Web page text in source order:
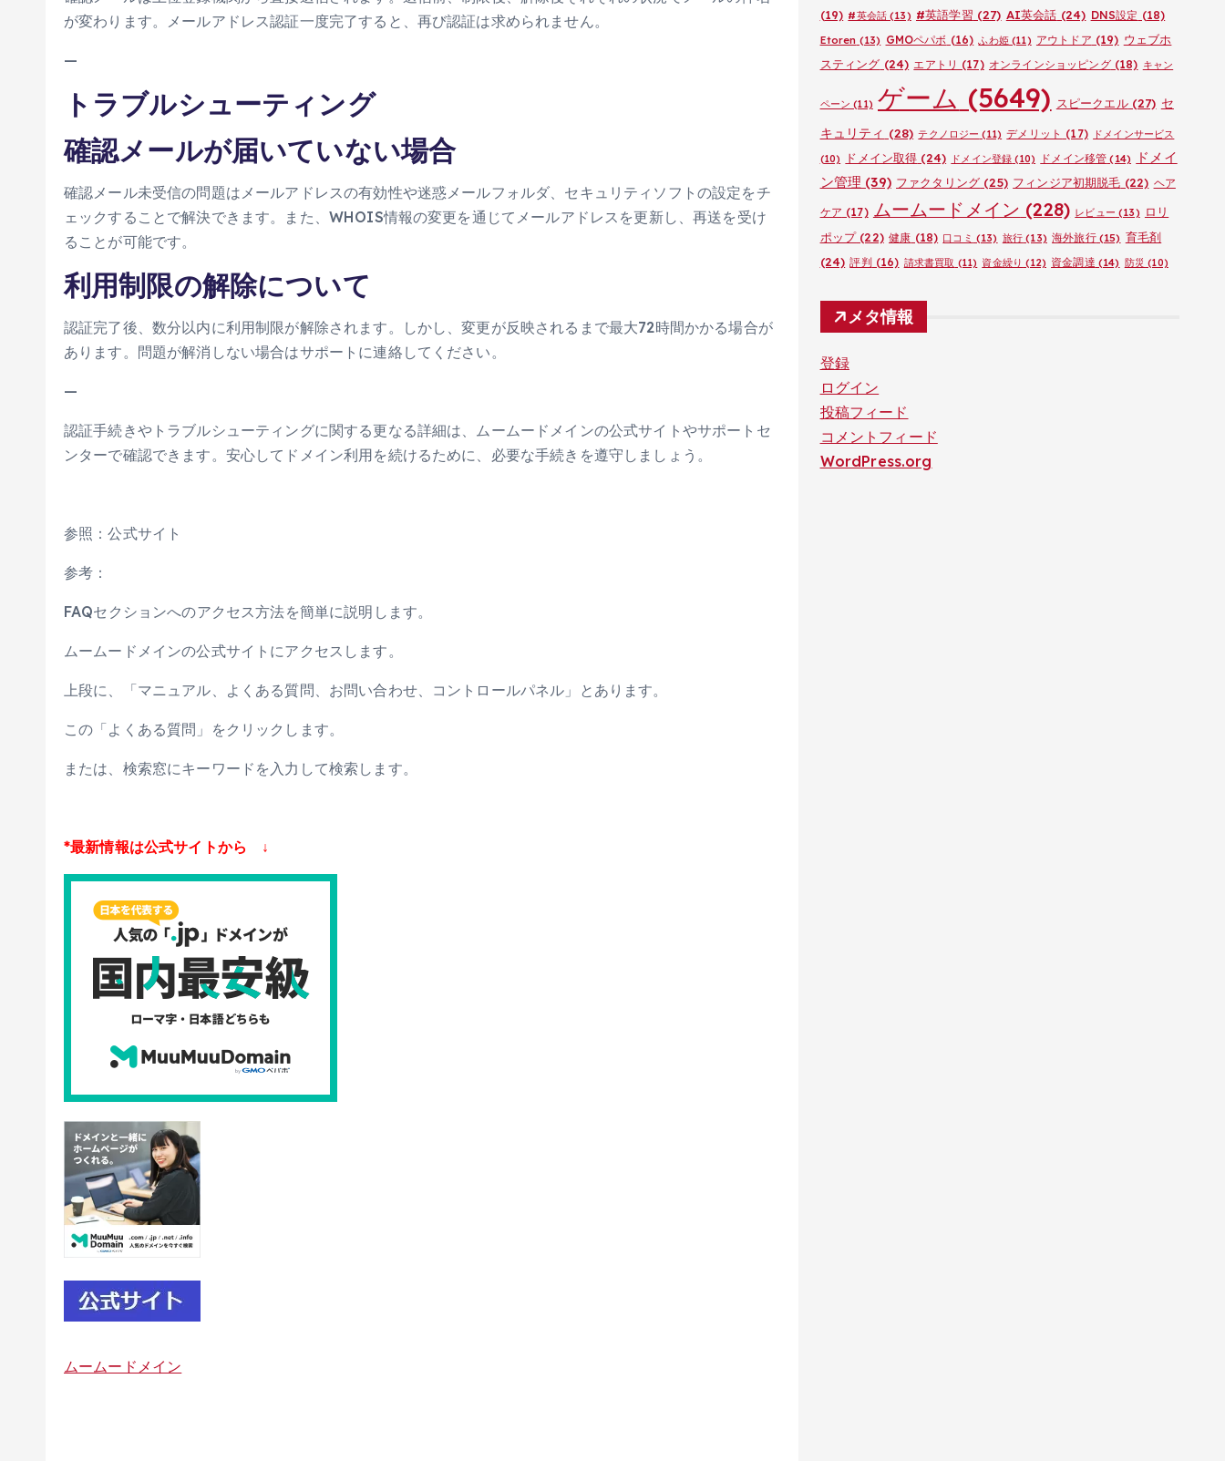
が変わります。メールアドレス認証一度完了すると、再び認証は求められません。
—
トラブルシューティング
確認メールが届いていない場合
確認メール未受信の問題はメールアドレスの有効性や迷惑メールフォルダ、セキュリティソフトの設定をチ
ェックすることで解決できます。また、WHOIS情報の変更を通じてメールアドレスを更新し、再送を受け
ることが可能です。
利用制限の解除について
認証完了後、数分以内に利用制限が解除されます。しかし、変更が反映されるまで最大72時間かかる場合が
あります。問題が解消しない場合はサポートに連絡してください。
—
認証手続きやトラブルシューティングに関する更なる詳細は、ムームードメインの公式サイトやサポートセ
ンターで確認できます。安心してドメイン利用を続けるために、必要な手続きを遵守しましょう。
参照：公式サイト
参考：
FAQセクションへのアクセス方法を簡単に説明します。
ムームードメインの公式サイトにアクセスします。
上段に、「マニュアル、よくある質問、お問い合わせ、コントロールパネル」とあります。
この「よくある質問」をクリックします。
または、検索窓にキーワードを入力して検索します。
*最新情報は公式サイトから ↓
ムームードメイン
(19) #英会話 (13) #英語学習 (27) AI英会話 (24) DNS設定 (18)
Etoren (13) GMOペパボ (16) ふわ姫(11) アウトドア (19) ウェブホ
スティング (24) エアトリ (17) オンラインショッピング(18) キャン
ペーン (11) ゲーム (5649) スピークエル(27) セ
キュリティ (28) テクノロジー (11) デメリット (17)
ドメインサービス
(10)
ドメイン取得 (24) ドメイン登録 (10) ドメイン移管 (14)
ドメイ
ン管理 (39) ファクタリング (25) フィンジア初期脱毛 (22) ヘア
ケア (17) ムームードメイン (228) レビュー (13) ロリ
ポップ(22) 健康 (18) 口コミ (13) 旅行 (13) 海外旅行(15) 育毛剤
(24) 評判 (16) 請求書買取 (11) 資金繰り (12) 資金調達 (14) 防災 (10)
メタ情報
登録
ログイン
投稿フィード
コメントフィード
WordPress.org